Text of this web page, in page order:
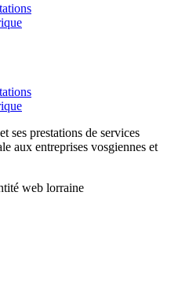
ses prestations de services
aux entreprises vosgiennes et